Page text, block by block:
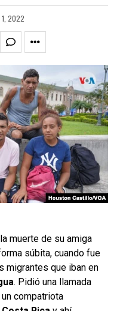
1, 2022
muerte de su amiga
súbita, cuando fue
migrantes que iban en
. Pidió una llamada
compatriota